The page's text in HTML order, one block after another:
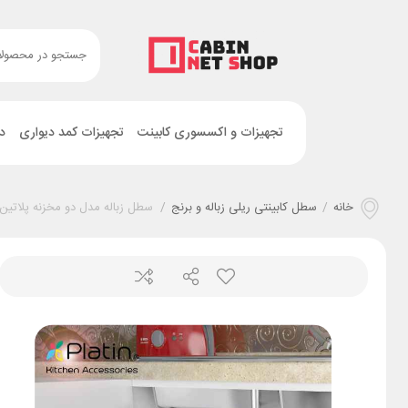
تجهیزات و اکسسوری کابینت تجهیزات کمد دیواری
خانه / سطل کابینتی ریلی زباله و برنج / سطل زباله مدل دو مخزنه